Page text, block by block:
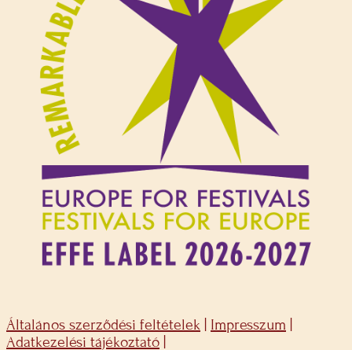
Általános szerződési feltételek Impresszum
Adatkezelési tájékoztató